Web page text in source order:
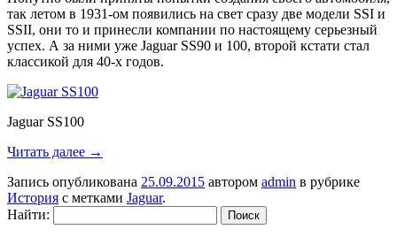
так летом в 1931-ом появились на свет сразу две модели SSI и
SSII, они то и принесли компании по настоящему серьезный
успех. А за ними уже Jaguar SS90 и 100, второй кстати стал
классикой для 40-х годов.
Jaguar SS100
Читать далее →
Запись опубликована 25.09.2015 автором admin в рубрике
История с метками Jaguar.
Найти: